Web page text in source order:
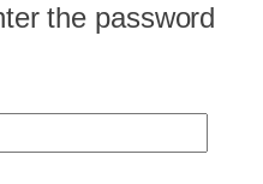
the password